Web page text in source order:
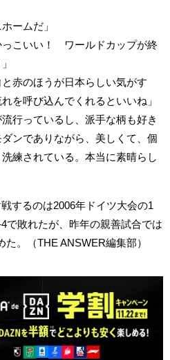
ームだ」
っこいい！ ワールドカップが終
赤のほうが日本らしい気がす
を呼び込んでくれるといいね」
行っているし、派手な柄も好き
ンでありながら、美しくて、個
練されている。本当に素晴らし
するのは2006年ドイツ大会の1
で敗れたが、昨年の親善試合では
。（THE ANSWER編集部）